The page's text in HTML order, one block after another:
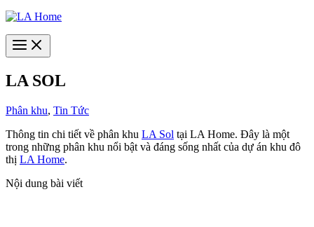
LA SOL
Phân khu, Tin Tức
Thông tin chi tiết về phân khu LA Sol tại LA Home. Đây là một
trong những phân khu nổi bật và đáng sống nhất của dự án khu đô
thị LA Home.
Nội dung bài viết